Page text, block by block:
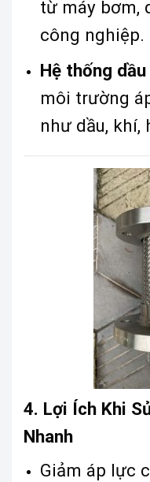
từ máy bơm,
công nghiệp.
Hệ thống
môi trường
như dầu, khí,
4. Lợi Ích Khi
Nhanh
Giảm áp lực